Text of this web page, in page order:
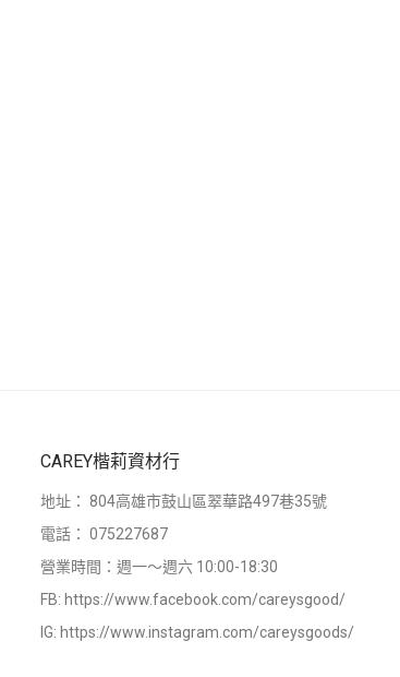
CAREY楷莉資材行
地址： 804高雄市鼓山區翠華路497巷35號
電話： 075227687
營業時間：週一～週六 10:00-18:30
FB: https://www.facebook.com/careysgood/
IG: https://www.instagram.com/careysgoods/